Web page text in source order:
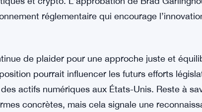
aux États-Unis. Son alignement avec les
des priorités au Congrès vers le soutien des
la croissance économique et l’innovation
dans le Discours Réglementaire
sénateur James David Vance à l’encontre de la
le président de la SEC, Gary Gensler, a
et crypto. L’approbation de Brad